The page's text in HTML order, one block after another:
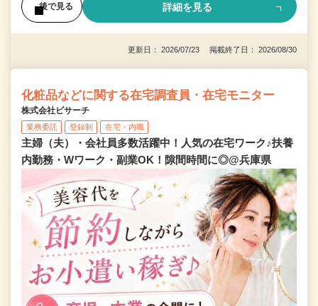
後で見る 詳細を見る
更新日： 2026/07/23 掲載終了日： 2026/08/30
化粧品などに関する在宅調査員・在宅モニター
株式会社ビサーチ
業務委託 登録制 在宅・内職
主婦（夫）・会社員多数活躍中！人気の在宅ワーク♪扶養
内勤務・Wワーク・副業OK！隙間時間に◎@兵庫県